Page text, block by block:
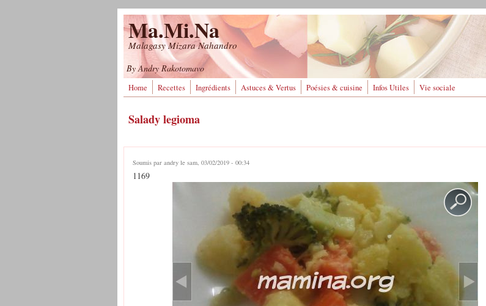
Ma.Mi.Na
Malagasy Mizara Nahandro
By Andry Rakotomavo
Home Recettes Ingrédients Astuces & Vertus Poésies & cuisine Infos Utiles Vie sociale
Salady legioma
Soumis par andry le sam, 03/02/2019 - 00:34
1169